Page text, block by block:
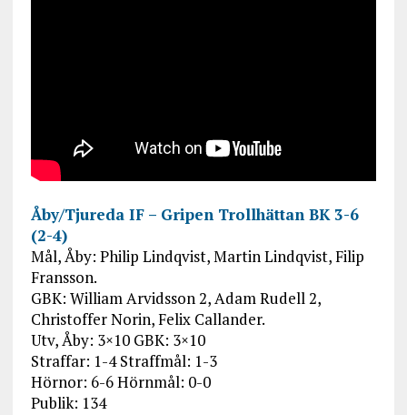
Åby/Tjureda IF – Gripen Trollhättan BK 3-6
(2-4)
Mål, Åby: Philip Lindqvist, Martin Lindqvist, Filip
Fransson.
GBK: William Arvidsson 2, Adam Rudell 2,
Christoffer Norin, Felix Callander.
Utv, Åby: 3×10 GBK: 3×10
Straffar: 1-4 Straffmål: 1-3
Hörnor: 6-6 Hörnmål: 0-0
Publik: 134